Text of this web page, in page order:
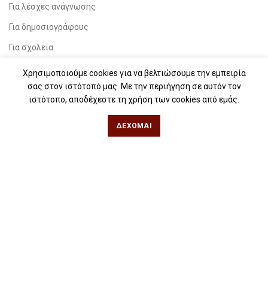
Για λέσχες ανάγνωσης
Για δημοσιογράφους
Για σχολεία
Για βιβλιοφιλικές ομάδες
Θεσσαλονίκη
Χρησιμοποιούμε cookies για να βελτιώσουμε την εμπειρία
σας στον ιστότοπό μας. Με την περιήγηση σε αυτόν τον
ιστότοπο, αποδέχεστε τη χρήση των cookies από εμάς.
ΔΈΧΟΜΑΙ